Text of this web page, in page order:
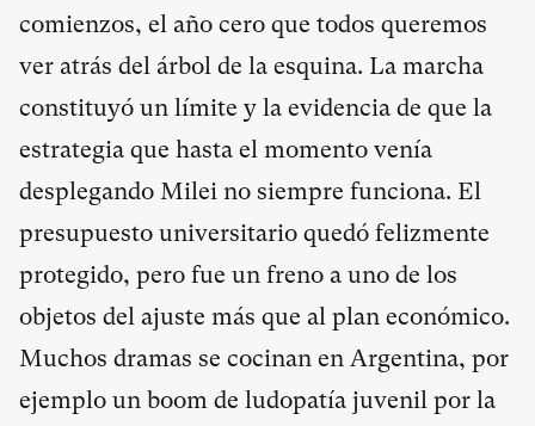
comienzos, el año cero que todos queremos
ver atrás del árbol de la esquina. La marcha
constituyó un límite y la evidencia de que la
estrategia que hasta el momento venía
desplegando Milei no siempre funciona. El
presupuesto universitario quedó felizmente
protegido, pero fue un freno a uno de los
objetos del ajuste más que al plan económico.
Muchos dramas se cocinan en Argentina, por
ejemplo un boom de ludopatía juvenil por la